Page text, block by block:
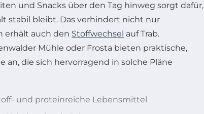
und Snacks über den Tag hinweg sorgt dafür,
stabil bleibt. Das verhindert nicht nur
erhält auch den Stoffwechsel auf Trab.
Mühle oder Frosta bieten praktische,
an, die sich hervorragend in solche Pläne
und proteinreiche Lebensmittel